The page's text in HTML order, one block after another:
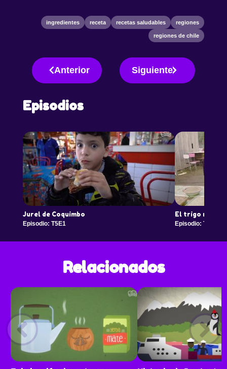
ingredientes receta recetas saludables regiones
regiones de chile
Anterior Siguiente
Episodios
Jurel de Coquimbo
Episodio: T5E1
El trigo mote
Episodio: T9E1
Relacionados